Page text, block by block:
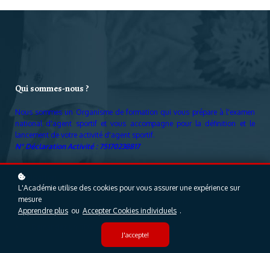
Qui sommes-nous ?
Nous sommes un Organisme de formation qui vous prépare à l'examen
national d'agent sportif et vous accompagne pour la définition et le
lancement de votre activité d'agent sportif.
N° Déclaration Activité : 75170238817
Navigation
Accueil
Contact
Annales
Le Blog
L'Académie utilise des cookies pour vous assurer une expérience sur
mesure
Apprendre plus ou Accepter Cookies individuels .
J'accepte!